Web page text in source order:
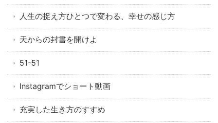
人生の捉え方ひとつで変わる、幸せの感じ方
天からの封書を開けよ
51-51
Instagramでショート動画
充実した生き方のすすめ